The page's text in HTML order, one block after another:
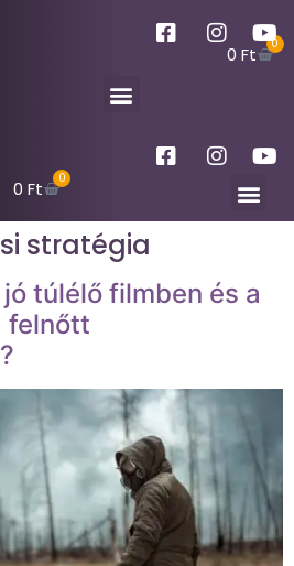
0 Ft 0
0Ft 0
stratégia
túlélő filmben és a
felnőtt